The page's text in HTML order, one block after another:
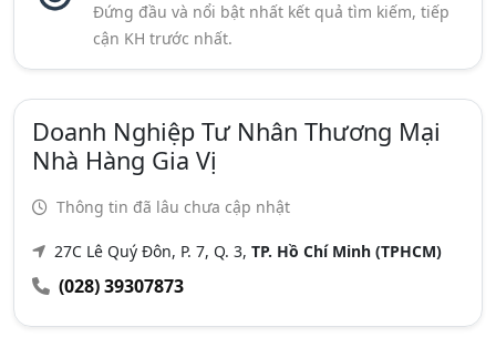
Đứng đầu và nổi bật nhất kết quả tìm kiếm, tiếp
cận KH trước nhất.
Doanh Nghiệp Tư Nhân Thương Mại
Nhà Hàng Gia Vị
Thông tin đã lâu chưa cập nhật
27C Lê Quý Đôn, P. 7, Q. 3, TP. Hồ Chí Minh (TPHCM)
(028) 39307873